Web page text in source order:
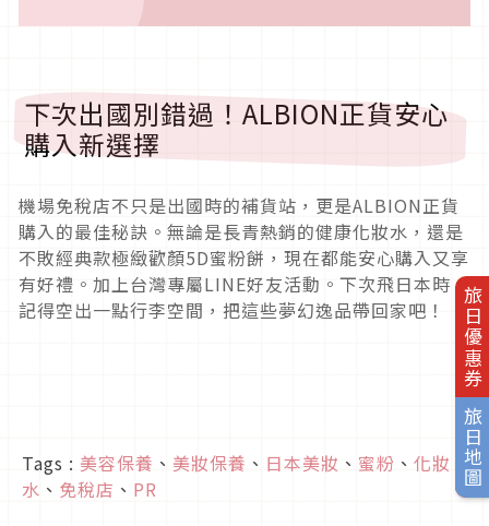
旅日優惠券
旅日地圖
下次出國別錯過！ALBION正貨安心
購入新選擇
機場免稅店不只是出國時的補貨站，更是ALBION正貨
購入的最佳秘訣。無論是長青熱銷的健康化妝水，還是
不敗經典款極緻歡顏5D蜜粉餅，現在都能安心購入又享
有好禮。加上台灣專屬LINE好友活動。下次飛日本時，
記得空出一點行李空間，把這些夢幻逸品帶回家吧！
Tags : 美容保養 、 美妝保養 、 日本美妝 、 蜜粉 、 化妝
水 、 免稅店 、 PR